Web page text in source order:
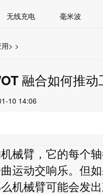
电机技术 物联网
据/云
据/云 边缘计算AR/VR/
无线充电 毫米波
> >
融合如何推
10 14:06
械臂，它的每个
运动交响乐。但
机械臂可能会发